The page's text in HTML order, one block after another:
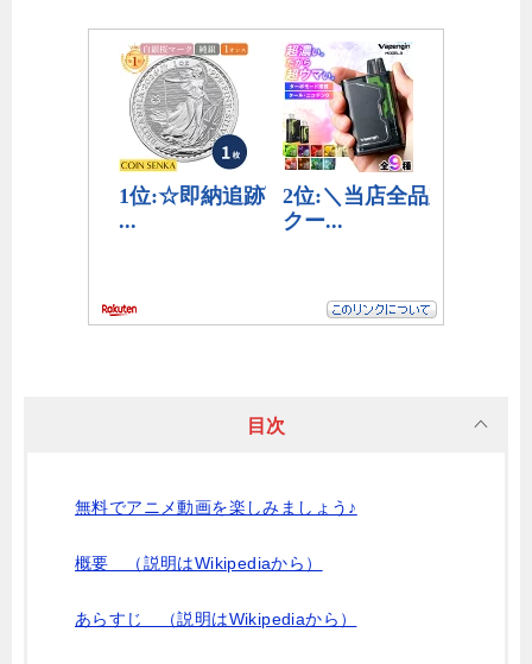
目次
無料でアニメ動画を楽しみましょう♪
概要 （説明はWikipediaから）
あらすじ （説明はWikipediaから）